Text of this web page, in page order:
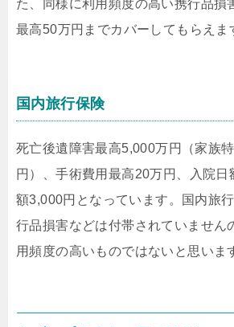
た、同様に利用頻度の高い携行品損
最高50万円までカバーしてもらえま
国内旅行保険
死亡後遺障害最高5,000万円（家族
円）、手術費用最高20万円、入院日
額3,000円となっています。国内旅
行品損害などは付帯されていません
用頻度の高いものではないと思いま